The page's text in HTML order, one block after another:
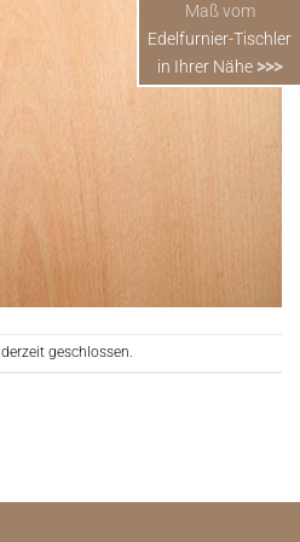
geschlossen.
Maß vom
Edelfurnier-Tischler
in Ihrer Nähe >>>